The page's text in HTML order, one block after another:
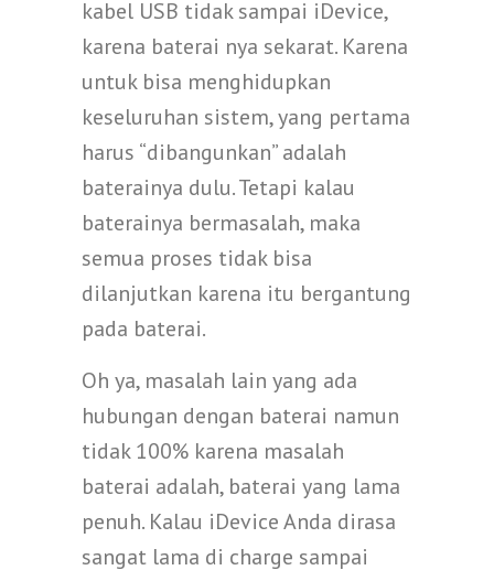
kabel USB tidak sampai iDevice,
karena baterai nya sekarat. Karena
untuk bisa menghidupkan
keseluruhan sistem, yang pertama
harus “dibangunkan” adalah
baterainya dulu. Tetapi kalau
baterainya bermasalah, maka
semua proses tidak bisa
dilanjutkan karena itu bergantung
pada baterai.
Oh ya, masalah lain yang ada
hubungan dengan baterai namun
tidak 100% karena masalah
baterai adalah, baterai yang lama
penuh. Kalau iDevice Anda dirasa
sangat lama di charge sampai